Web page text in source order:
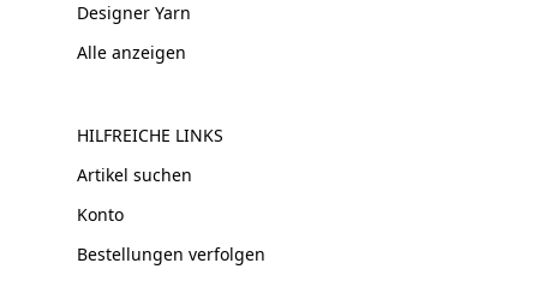
Designer Yarn
Alle anzeigen
HILFREICHE LINKS
Artikel suchen
Konto
Bestellungen verfolgen